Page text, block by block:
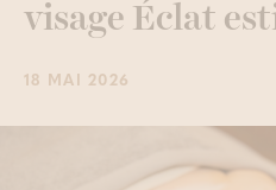
visage Éclat
18 MAI 2026